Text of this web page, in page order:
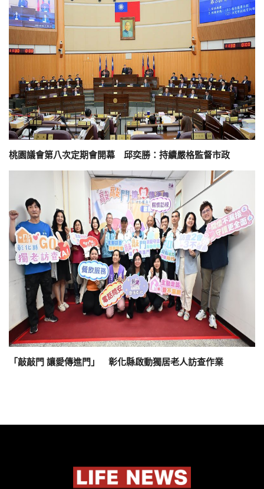
桃園議會第八次定期會開幕 邱奕勝：持續嚴格監督市政
「敲敲門 讓愛傳進門」 彰化縣啟動獨居老人訪查作業